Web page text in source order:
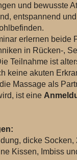
und bewusste
entspannend
erlernen beide
in Rücken-,
Teilnahme ist
keine akuten
Massage als
ist eine
dicke Socken,
Kissen, Imbiss